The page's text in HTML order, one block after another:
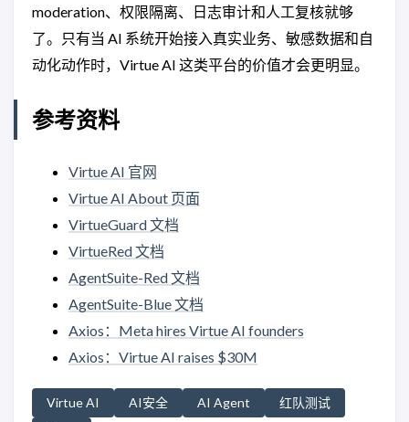
moderation、权限隔离、日志审计和人工复核就够
了。只有当 AI 系统开始接入真实业务、敏感数据和自
动化动作时，Virtue AI 这类平台的价值才会更明显。
参考资料
Virtue AI 官网
Virtue AI About 页面
VirtueGuard 文档
VirtueRed 文档
AgentSuite-Red 文档
AgentSuite-Blue 文档
Axios：Meta hires Virtue AI founders
Axios：Virtue AI raises $30M
Virtue AI AI安全 AI Agent
红队测试